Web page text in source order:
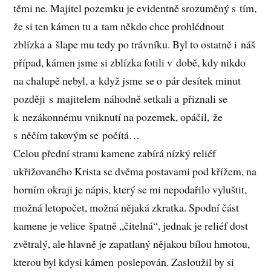
těmi ne. Majitel pozemku je evidentně srozuměný s tím,
že si ten kámen tu a tam někdo chce prohlédnout
zblízka a šlape mu tedy po trávníku. Byl to ostatně i náš
případ, kámen jsme si zblízka fotili v době, kdy nikdo
na chalupě nebyl, a když jsme se o pár desítek minut
později s majitelem náhodně setkali a přiznali se
k nezákonnému vniknutí na pozemek, opáčil, že
s něčím takovým se počítá…
Celou přední stranu kamene zabírá nízký reliéf
ukřižovaného Krista se dvěma postavami pod křížem, na
horním okraji je nápis, který se mi nepodařilo vyluštit,
možná letopočet, možná nějaká zkratka. Spodní část
kamene je velice špatně „čitelná“, jednak je reliéf dost
zvětralý, ale hlavně je zapatlaný nějakou bílou hmotou,
kterou byl kdysi kámen poslepován. Zasloužil by si